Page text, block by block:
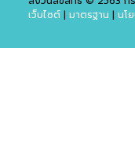
เว็บไซต์| มาตรฐาน | นโ